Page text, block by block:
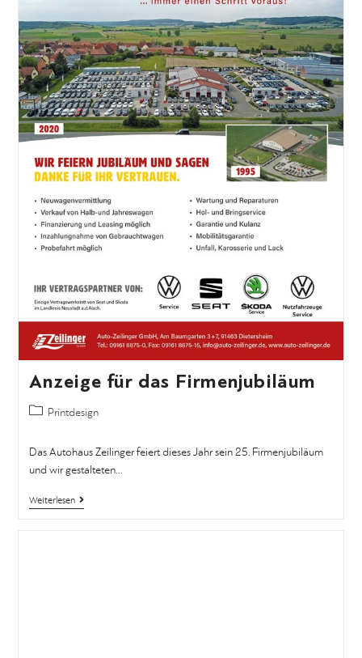
Anzeige für das Firmenjubiläum
Printdesign
Das Autohaus Zeilinger feiert dieses Jahr sein 25. Firmenjubiläum
und wir gestalteten…
Weiterlesen